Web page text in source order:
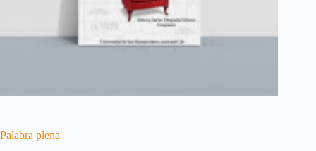
Palabra plena